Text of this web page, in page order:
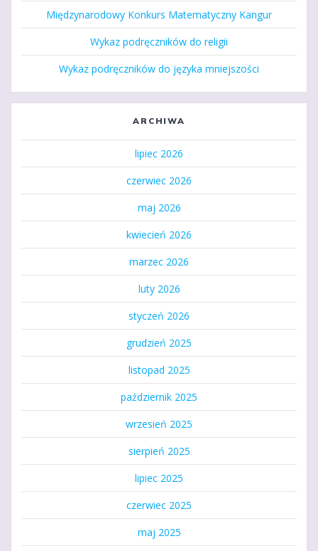
Międzynarodowy Konkurs Matematyczny Kangur
Wykaz podręczników do religii
Wykaz podręczników do języka mniejszości
ARCHIWA
lipiec 2026
czerwiec 2026
maj 2026
kwiecień 2026
marzec 2026
luty 2026
styczeń 2026
grudzień 2025
listopad 2025
październik 2025
wrzesień 2025
sierpień 2025
lipiec 2025
czerwiec 2025
maj 2025